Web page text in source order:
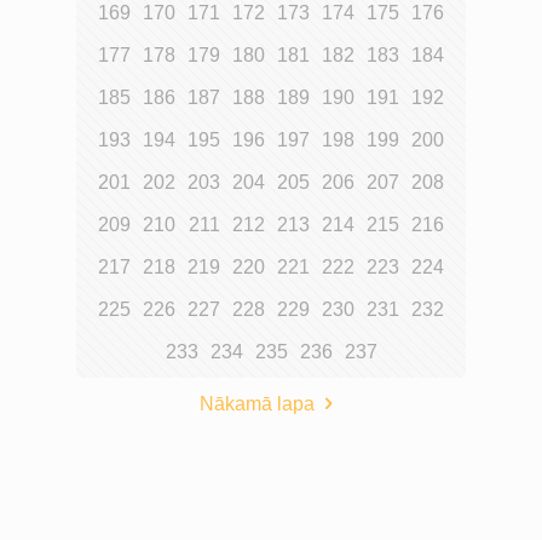
169 170 171 172 173 174 175 176
177 178 179 180 181 182 183 184
185 186 187 188 189 190 191 192
193 194 195 196 197 198 199 200
201 202 203 204 205 206 207 208
209 210 211 212 213 214 215 216
217 218 219 220 221 222 223 224
225 226 227 228 229 230 231 232
233 234 235 236 237
Nākamā lapa